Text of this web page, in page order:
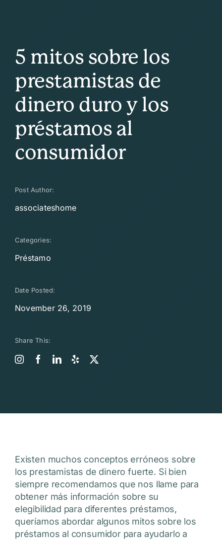
5 mitos sobre los
prestamistas de
dinero duro y los
préstamos al
consumidor
Post Author:
associateshome
Categories:
Préstamo
Date Posted:
November 26, 2019
Share This:
Existen muchos conceptos erróneos sobre
los prestamistas de dinero fuerte. Si bien
siempre recomendamos que nos llame para
obtener más información sobre su
elegibilidad para diferentes préstamos,
queríamos abordar algunos mitos sobre los
préstamos al consumidor para ayudarlo a